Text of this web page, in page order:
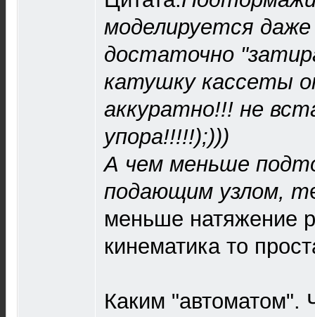
моделируется даже
достаточно
катушку кассеты
аккуратно!!! не
упора!!!!!);)))
А чем меньше
подающим узлом, т
меньше натяжение
кинематика то
Каким